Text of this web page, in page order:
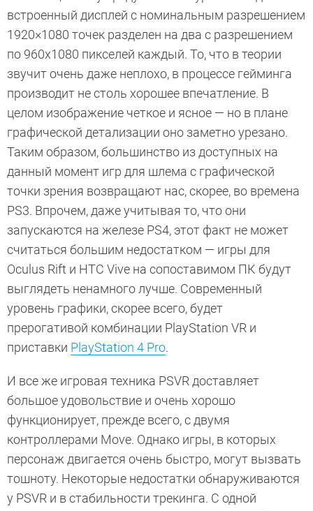
встроенный дисплей с номинальным разрешением
1920×1080 точек разделен на два с разрешением
по 960х1080 пикселей каждый. То, что в теории
звучит очень даже неплохо, в процессе гейминга
производит не столь хорошее впечатление. В
целом изображение четкое и ясное — но в плане
графической детализации оно заметно урезано.
Таким образом, большинство из доступных на
данный момент игр для шлема с графической
точки зрения возвращают нас, скорее, во времена
PS3. Впрочем, даже учитывая то, что они
запускаются на железе PS4, этот факт не может
считаться большим недостатком — игры для
Oculus Rift и HTC Vive на сопоставимом ПК будут
выглядеть ненамного лучше. Современный
уровень графики, скорее всего, будет
прерогативой комбинации PlayStation VR и
приставки PlayStation 4 Pro.
И все же игровая техника PSVR доставляет
большое удовольствие и очень хорошо
функционирует, прежде всего, с двумя
контроллерами Move. Однако игры, в которых
персонаж двигается очень быстро, могут вызвать
тошноту. Некоторые недостатки обнаруживаются
у PSVR и в стабильности трекинга. С одной